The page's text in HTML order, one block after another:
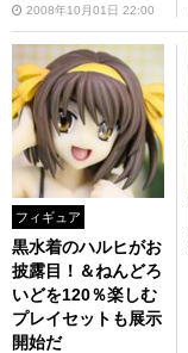
2008年10月01日 22:00
フィギュア
黒水着のハルヒがお
披露目！＆ねんどろ
いどを120％楽しむ
プレイセットも展示
開始だ